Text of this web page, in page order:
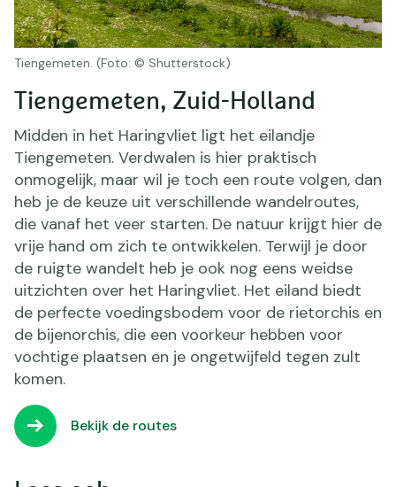
Tiengemeten. (Foto: © Shutterstock)
Tiengemeten, Zuid-Holland
Midden in het Haringvliet ligt het eilandje
Tiengemeten. Verdwalen is hier praktisch
onmogelijk, maar wil je toch een route volgen, dan
heb je de keuze uit verschillende wandelroutes,
die vanaf het veer starten. De natuur krijgt hier de
vrije hand om zich te ontwikkelen. Terwijl je door
de ruigte wandelt heb je ook nog eens weidse
uitzichten over het Haringvliet. Het eiland biedt
de perfecte voedingsbodem voor de rietorchis en
de bijenorchis, die een voorkeur hebben voor
vochtige plaatsen en je ongetwijfeld tegen zult
komen.
Bekijk de routes